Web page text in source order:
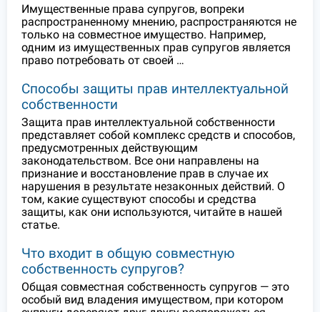
Имущественные права супругов, вопреки
распространенному мнению, распространяются не
только на совместное имущество. Например,
одним из имущественных прав супругов является
право потребовать от своей …
Способы защиты прав интеллектуальной
собственности
Защита прав интеллектуальной собственности
представляет собой комплекс средств и способов,
предусмотренных действующим
законодательством. Все они направлены на
признание и восстановление прав в случае их
нарушения в результате незаконных действий. О
том, какие существуют способы и средства
защиты, как они используются, читайте в нашей
статье.
Что входит в общую совместную
собственность супругов?
Общая совместная собственность супругов — это
особый вид владения имуществом, при котором